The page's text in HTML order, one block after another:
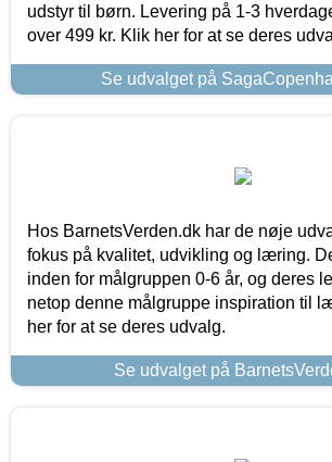
udstyr til børn. Levering på 1-3
over 499 kr. Klik her for at se deres
Se udvalget på
Hos BarnetsVerden.dk har de nøje
fokus på kvalitet, udvikling og læring.
inden for målgruppen 0-6 år, og deres
netop denne målgruppe inspiration til
her for at se deres udvalg.
Se udvalget på